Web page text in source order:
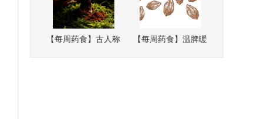
【每周药食】古人称
【每周药食】温脾暖